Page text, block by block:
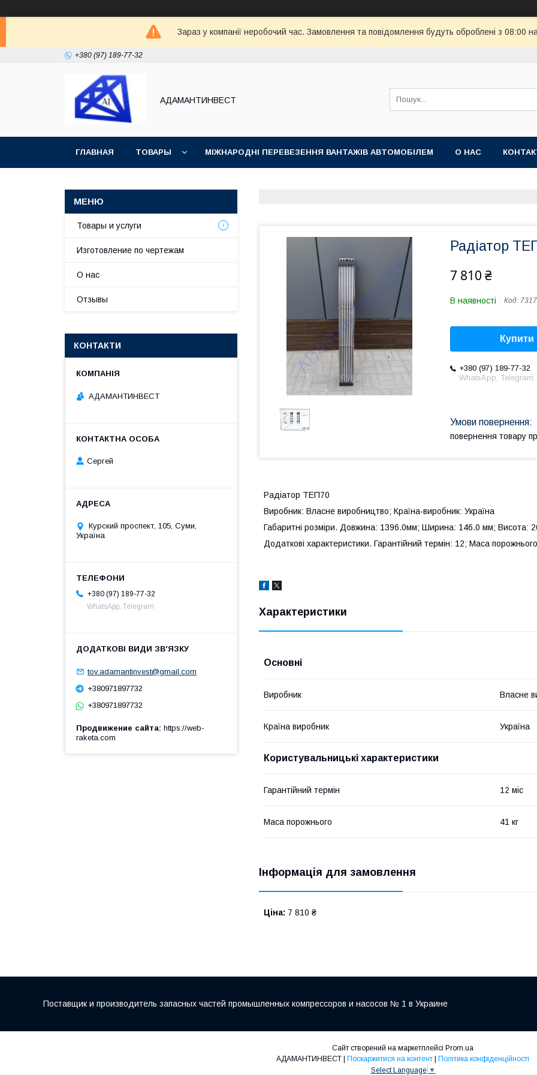
Зараз у компанії неробочий час. Замовлення та повідомлення будуть оброблені з 08:00
+380 (97) 189-77-32
АДАМАНТИНВЕСТ
ГЛАВНАЯ ТОВАРЫ МІЖНАРОДНІ ПЕРЕВЕЗЕННЯ ВАНТАЖІВ АВТОМОБІЛЕМ О НАС
Радіатор
7 810 ₴
В наявності Код:
Купити
+380 (97) 189-77-32
WhatsApp, Telegram
повернення товару
Радіатор ТЕП70
Виробник: Власне виробництво; Країна-виробник: Україна
Габаритні розміри. Довжина: 1396.0мм; Ширина: 146.0 мм; Висота:
Додаткові характеристики. Гарантійний термін: 12; Маса
Характеристики
Основні
Виробник Власне
Країна виробник Україна
Користувальницькі характеристики
Гарантійний термін 12 міс
Маса порожнього 41 кг
Інформація для замовлення
Ціна: 7 810 ₴
Товары и услуги
Изготовление по чертежам
О нас
Отзывы
КОНТАКТИ
АДАМАНТИНВЕСТ
Сергей
Курский проспект, 105, Суми,
Україна
+380 (97) 189-77-32
WhatsApp, Telegram
tov.adamantinvest@gmail.com
+380971897732
+380971897732
Продвижение сайта https://web-
raketa.com
Поставщик и производитель запасных частей промышленных компрессоров и насосов № 1 в Украине
Сайт створений на маркетплейсі Prom.ua
АДАМАНТИНВЕСТ | Поскаржитися на контент | Політика конфіденційності
Select Language ▼